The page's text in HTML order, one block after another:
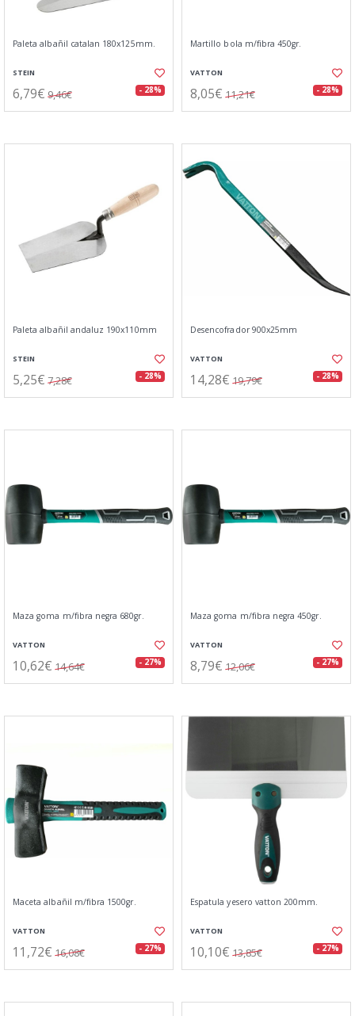
Paleta albañil catalan 180x125mm.
STEIN
6,79€ 9,46€ - 28%
Martillo bola m/fibra 450gr.
VATTON
8,05€ 11,21€ - 28%
Paleta albañil andaluz 190x110mm
STEIN
5,25€ 7,28€ - 28%
Desencofrador 900x25mm
VATTON
14,28€ 19,79€ - 28%
Maza goma m/fibra negra 680gr.
VATTON
10,62€ 14,64€ - 27%
Maza goma m/fibra negra 450gr.
VATTON
8,79€ 12,06€ - 27%
Maceta albañil m/fibra 1500gr.
VATTON
11,72€ 16,08€ - 27%
Espatula yesero vatton 200mm.
VATTON
10,10€ 13,85€ - 27%